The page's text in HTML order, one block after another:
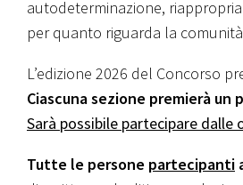
autodeterminazione,
per quanto riguarda la
L’edizione 2026 del Concorso
Ciascuna sezione premierà
Sarà possibile partecipare dalle
Tutte le persone partecipanti